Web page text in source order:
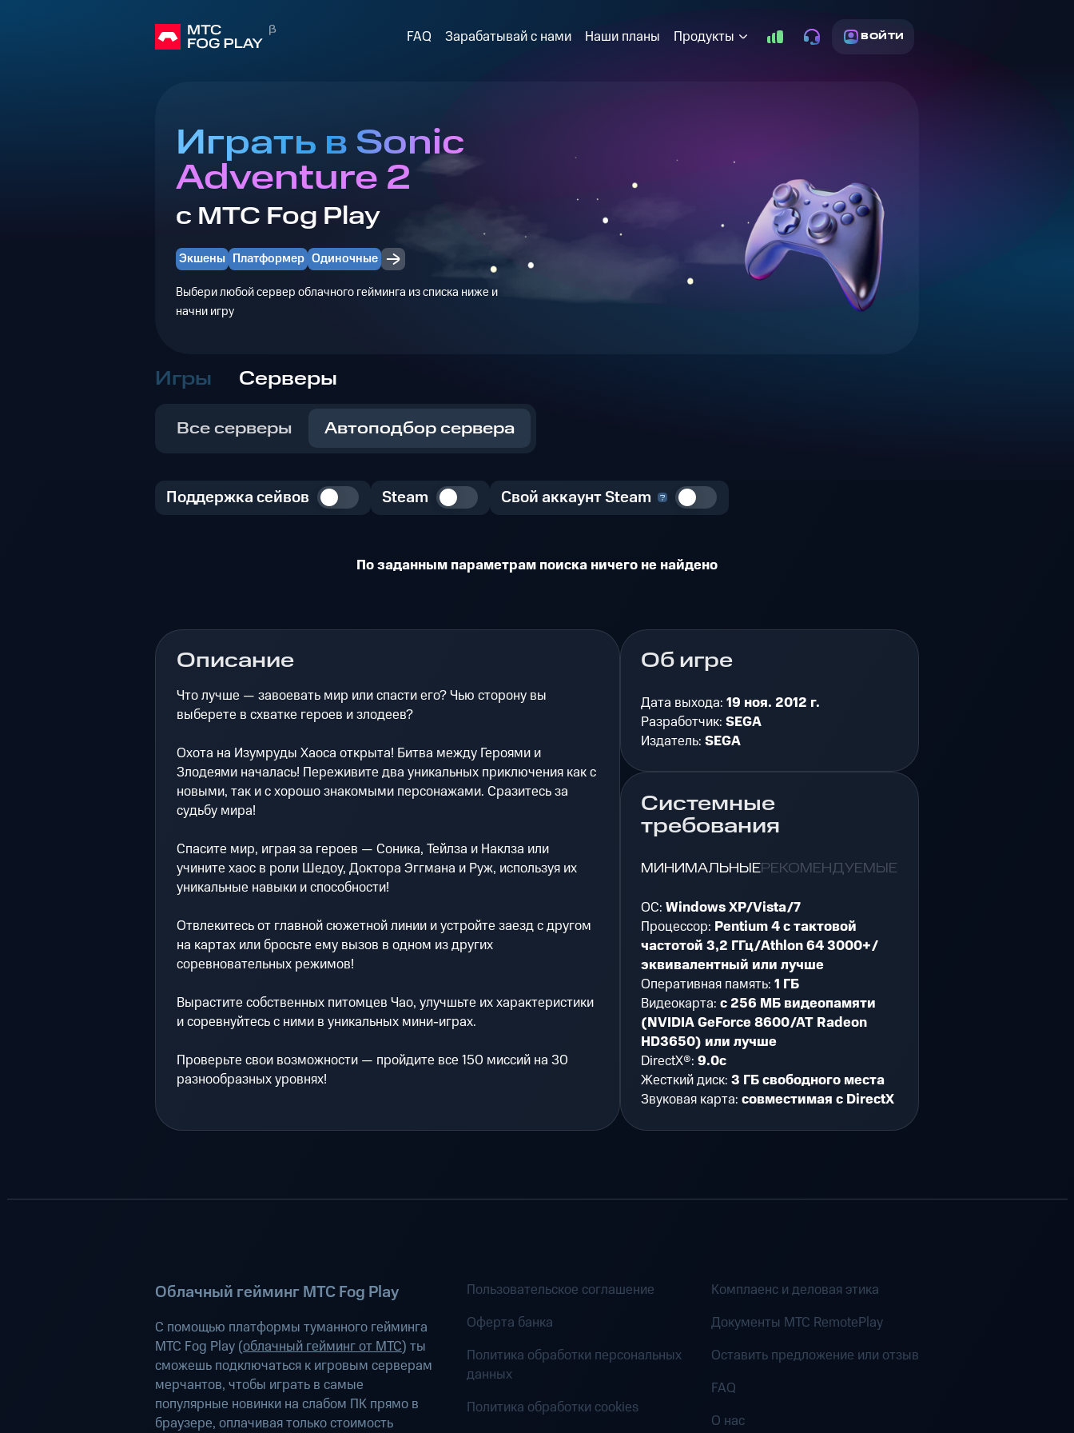
FAQ Зарабатывай с нами Наши планы Продукты ВОЙТИ
Играть в Sonic
Adventure 2
с МТС Fog Play
Экшены Платформер Одиночные
Выбери любой сервер облачного гейминга из списка ниже и
начни игру
Игры Серверы
Все серверы Автоподбор сервера
Поддержка сейвов Steam Свой аккаунт Steam
По заданным параметрам поиска ничего не найдено
Описание
Что лучше — завоевать мир или спасти его? Чью сторону вы
выберете в схватке героев и злодеев?
Охота на Изумруды Хаоса открыта! Битва между Героями и
Злодеями началась! Переживите два уникальных приключения как с
новыми, так и с хорошо знакомыми персонажами. Сразитесь за
судьбу мира!
Спасите мир, играя за героев — Соника, Тейлза и Наклза или
учините хаос в роли Шедоу, Доктора Эггмана и Руж, используя их
уникальные навыки и способности!
Отвлекитесь от главной сюжетной линии и устройте заезд с другом
на картах или бросьте ему вызов в одном из других
соревновательных режимов!
Вырастите собственных питомцев Чао, улучшьте их характеристики
и соревнуйтесь с ними в уникальных мини-играх.
Проверьте свои возможности — пройдите все 150 миссий на 30
разнообразных уровнях!
Об игре
Дата выхода:19 ноя. 2012 г.
Разработчик:SEGA
Издатель:SEGA
Системные
требования
МИНИМАЛЬНЫЕРЕКОМЕНДУЕМЫЕ
ОС:Windows XP/Vista/7
Процессор: Pentium 4 с тактовой
частотой 3,2 ГГц/Athlon 64 3000+/
эквивалентный или лучше
Оперативная память:1 ГБ
Видеокарта:с 256 МБ видеопамяти
(NVIDIA GeForce 8600/AT Radeon
HD3650) или лучше
DirectX®:9.0c
Жесткий диск:3 ГБ свободного места
Звуковая карта:совместимая с DirectX
Облачный гейминг МТС Fog Play
С помощью платформы туманного гейминга
МТС Fog Play (облачный гейминг от МТС) ты
сможешь подключаться к игровым серверам
мерчантов, чтобы играть в самые
популярные новинки на слабом ПК прямо в
браузере, оплачивая только стоимость
Пользовательское соглашение
Оферта банка
Политика обработки персональных
данных
Политика обработки cookies
Комплаенс и деловая этика
Документы MTC RemotePlay
Оставить предложение или отзыв
FAQ
О нас